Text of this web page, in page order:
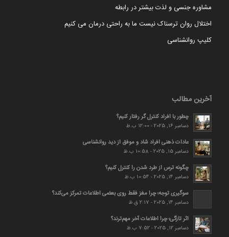
مشاوره جنسی و لذت بیشتر در رابطه
اختلال روان ترسناک نیست ما به راحتی درمان می کنیم
کلیپ روانشناسی
آخرین مطالب
چطور با افراد کنترل گر رفتار کنیم؟
دسامبر 16, 2025 - 12:00 ب.ظ
عادات ذهنی افراد شاد و موفق از دید روانشناسی
دسامبر 15, 2025 - 10:58 ب.ظ
چگونه ترس از طرد شدن را کنترل کنیم؟
دسامبر 14, 2025 - 10:54 ب.ظ
سوگیری توجه؛ چرا مغز فقط روی بعضی اطلاعات تمرکز می‌کند؟
دسامبر 14, 2025 - 2:17 ق.ظ
اثر تازگی؛ چرا اطلاعات آخر مهم‌ترند؟
دسامبر 12, 2025 - 7:52 ب.ظ